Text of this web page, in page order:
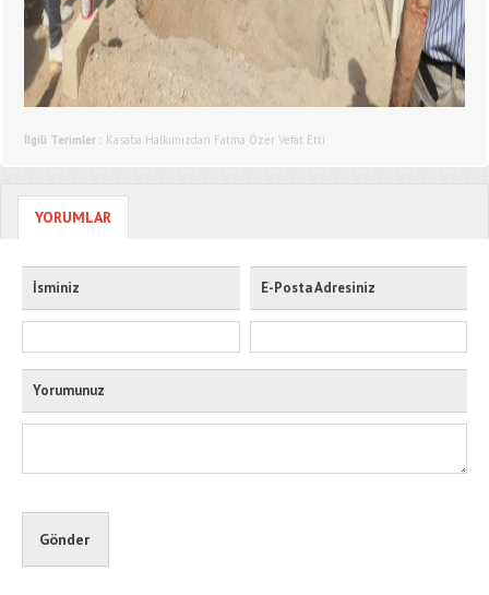
İlgili Terimler : Kasaba Halkımızdan Fatma Özer Vefat Etti
YORUMLAR
İsminiz E-Posta Adresiniz
Yorumunuz